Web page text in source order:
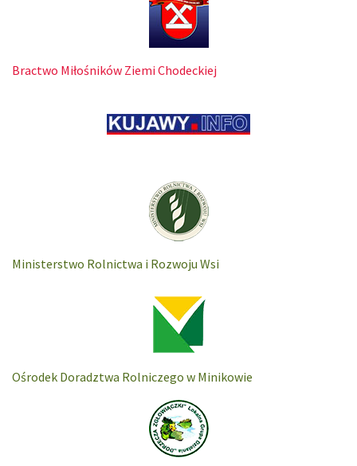
Bractwo Miłośników Ziemi Chodeckiej
Ministerstwo Rolnictwa i Rozwoju Wsi
Ośrodek Doradztwa Rolniczego w Minikowie